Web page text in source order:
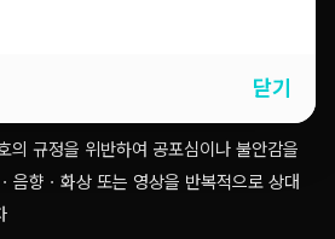
배포ㆍ판매ㆍ임대하거나 공연히 전시한
의 규정을 위반하여 공포심이나 불안감을
음향ㆍ화상 또는 영상을 반복적으로 상대
닫기